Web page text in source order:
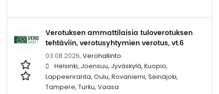
Verotuksen ammattilaisia tuloverotuksen
tehtäviin, verotusyhtymien verotus, vt.6
03.08.2026, Verohallinto
Helsinki, Joensuu, Jyväskylä, Kuopio,
Lappeenranta, Oulu, Rovaniemi, Seinäjoki,
Tampere, Turku, Vaasa